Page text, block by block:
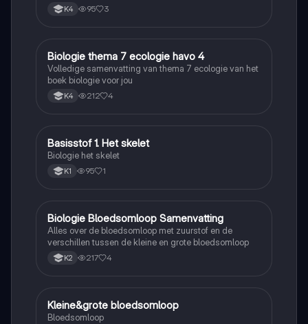
K4 95 3
Biologie
Biologie thema 7 ecologie havo 4
Volledige samenvatting van thema 7 ecologie van het
boek biologie voor jou
K4 212 4
Biologie
Basisstof 1. Het skelet
Biologie het skelet
K1 95 1
Biologie
Biologie Bloedsomloop Samenvatting
Alles over de bloedsomloop met zuurstof en de
verschillen tussen de kleine en grote bloedsomloop
K2 217 4
Biologie
Kleine&grote bloedsomloop
Bloedsomloop